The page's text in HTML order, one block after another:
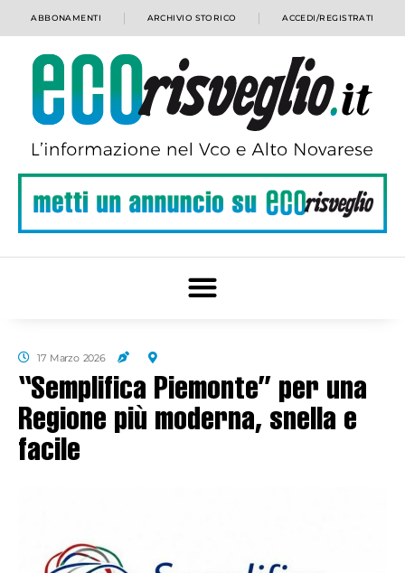
ABBONAMENTI ARCHIVIO STORICO ACCEDI/REGISTRATI
17 Marzo 2026
“Semplifica Piemonte” per una
Regione più moderna, snella e
facile